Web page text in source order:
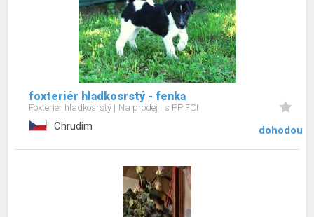
foxteriér hladkosrstý - fenka
Foxteriér hladkosrstý Na prodej s PP FCI
Chrudim dohodou